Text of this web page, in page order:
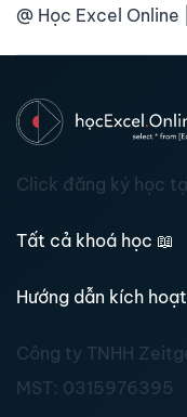
@ Học Excel
Click đăng ký học
Tất cả khoá học 📖
Hướng dẫn kích hoạt
Công ty TNHH
MST: 0315976395